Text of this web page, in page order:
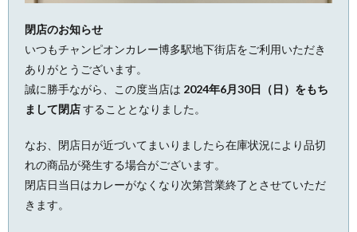
閉店のお知らせ
いつもチャンピオンカレー博多駅地下街店をご利用いただき
ありがとうございます。
誠に勝手ながら、この度当店は 2024年6月30日（日）をもち
まして閉店することとなりました。
なお、閉店日が近づいてまいりましたら在庫状況により品切
れの商品が発生する場合がございます。
閉店日当日はカレーがなくなり次第営業終了とさせていただ
きます。